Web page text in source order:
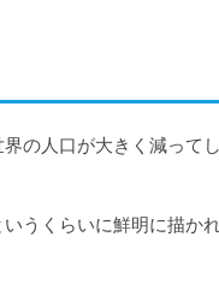
の人口が大きく減って
うくらいに鮮明に描か